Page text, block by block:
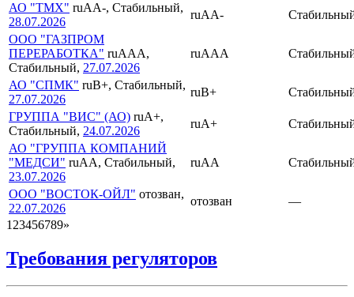
АО "ТМХ" ruAA-, Стабильный,
28.07.2026
ruAA-
ООО "ГАЗПРОМ
ПЕРЕРАБОТКА" ruAAA,
Стабильный, 27.07.2026
ruAAA
АО "СПМК" ruB+, Стабильный,
27.07.2026
ruB+
ГРУППА "ВИС" (АО) ruA+,
Стабильный, 24.07.2026
ruA+
АО "ГРУППА КОМПАНИЙ
"МЕДСИ" ruAA, Стабильный,
23.07.2026
ruAA
ООО "ВОСТОК-ОЙЛ" отозван,
22.07.2026
отозван
—
1 23456789»
Требования регуляторов